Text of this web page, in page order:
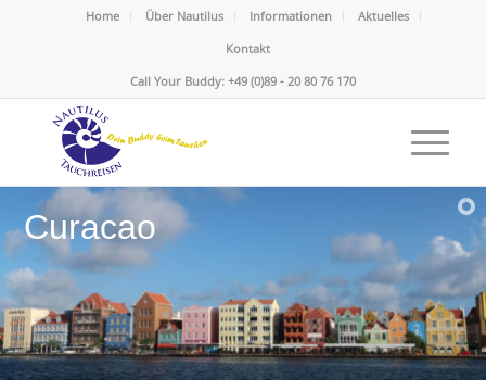
Home Über Nautilus Informationen
Aktuelles
Kontakt
Call Your Buddy: +49 (0)89 - 20 80 76 170
Curacao